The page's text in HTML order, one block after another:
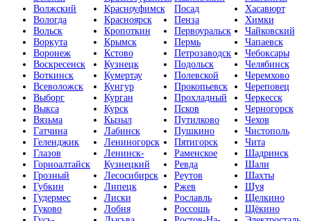
Волжский
Вологда
Вольск
Воркута
Воронеж
Воскресенск
Воткинск
Всеволожск
Выборг
Выкса
Вязьма
Гатчина
Геленджик
Глазов
Горноалтайск
Грозный
Губкин
Гудермес
Гуково
Красноуфимск
Красноярск
Кропоткин
Крымск
Кстово
Кузнецк
Кумертау
Кунгур
Курган
Курск
Кызыл
Лабинск
Лениногорск
Ленинск-
Кузнецкий
Лесосибирск
Липецк
Лиски
Лобня
Посад
Пенза
Первоуральск
Пермь
Петрозаводск
Подольск
Полевской
Прокопьевск
Прохладный
Псков
Путилково
Пушкино
Пятигорск
Раменское
Ревда
Реутов
Ржев
Рославль
Россошь
Хасавюрт
Химки
Чайковский
Чапаевск
Чебоксары
Челябинск
Черемхово
Череповец
Черкесск
Черногорск
Чехов
Чистополь
Чита
Шадринск
Шали
Шахты
Шуя
Щелкино
Щёкино